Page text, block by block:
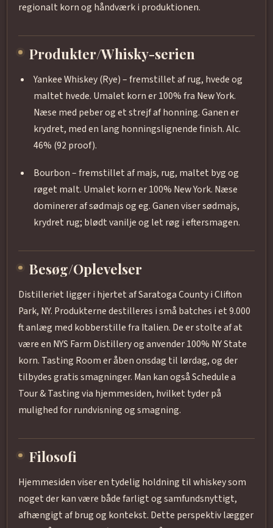
regionalt korn og håndværk i produktionen.
Produkter/Whisky-serien
Yankee Whiskey (Rye) – fremstillet af rug, hvede og
maltet hvede. Umalet korn er 100% fra New York.
Næse med peber og et strejf af honning. Ganen er
krydret, med en lang honningslignende finish. Alc.
46% (92 proof).
Bourbon – fremstillet af majs, rug, maltet byg og
røget malt. Umalet korn er 100% New York. Næse
dominerer af sødmajs og eg. Ganen viser sødmajs,
krydret rug; blødt vanilje og let røg i eftersmagen.
Besøg/Oplevelser
Distilleriet ligger i hjertet af Saratoga County i Clifton
Park, NY. Produkterne destilleres i små batches i et 9.000
ft anlæg med kobberstille fra Italien. De er stolte af at
være en NYS Farm Distillery og anvender 100% NY State
korn. Tasting Room er åben onsdag til lørdag, og der
tilbydes gratis smagninger. Man kan også Schedule a
Tour & Tasting via hjemmesiden, hvilket tyder på
mulighed for rundvisning og smagning.
Filosofi
Hjemmesiden viser en tydelig holdning til whiskey som
noget der kan være både farligt og samfundsnyttigt,
afhængigt af brug og kontekst. Dette perspektiv lægger